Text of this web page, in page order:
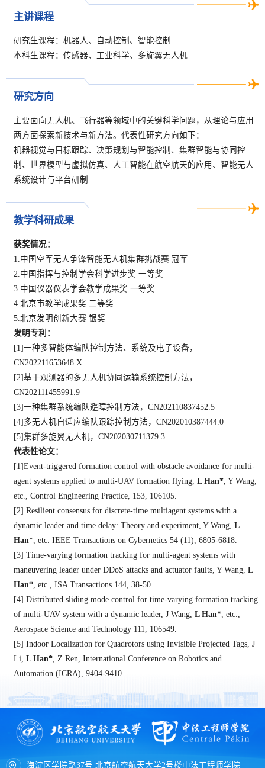
主讲课程
研究生课程：机器人、自动控制、智能控制
本科生课程：传感器、工业科学、多旋翼无人机
研究方向
主要面向无人机、飞行器等领域中的关键科学问题，从理论与应用
两方面探索新技术与新方法。代表性研究方向如下：
机器视觉与目标跟踪、决策规划与智能控制、集群智能与协同控
制、世界模型与虚拟仿真、人工智能在航空航天的应用、智能无人
系统设计与平台研制
教学科研成果
获奖情况：
1.中国空军无人争锋智能无人机集群挑战赛 冠军
2.中国指挥与控制学会科学进步奖 一等奖
3.中国仪器仪表学会教学成果奖 一等奖
4.北京市教学成果奖 二等奖
5.北京发明创新大赛 银奖
发明专利：
[1]一种多智能体编队控制方法、系统及电子设备，
CN202211653648.X
[2]基于观测器的多无人机协同运输系统控制方法，
CN202111455991.9
[3]一种集群系统编队避障控制方法，CN202110837452.5
[4] 多无人机自适应编队跟踪控制方法，CN202010387444.0
[5]集群多旋翼无人机，CN202030711379.3
代表性论文：
[1]Event-triggered formation control with obstacle avoidance for multi-
agent systems applied to multi-UAV formation flying, L Han*, Y Wang,
etc., Control Engineering Practice, 153, 106105.
[2] Resilient consensus for discrete-time multiagent systems with a
dynamic leader and time delay: Theory and experiment, Y Wang, L
Han*, etc. IEEE Transactions on Cybernetics 54 (11), 6805-6818.
[3] Time-varying formation tracking for multi-agent systems with
maneuvering leader under DDoS attacks and actuator faults, Y Wang, L
Han*, etc., ISA Transactions 144, 38-50.
[4] Distributed sliding mode control for time-varying formation tracking
of multi-UAV system with a dynamic leader, J Wang, L Han*, etc.,
Aerospace Science and Technology 111, 106549.
[5] Indoor Localization for Quadrotors using Invisible Projected Tags, J
Li, L Han*, Z Ren, International Conference on Robotics and
Automation (ICRA), 9404-9410.
海淀区学院路37号 北京航空航天大学2号楼中法工程师学院